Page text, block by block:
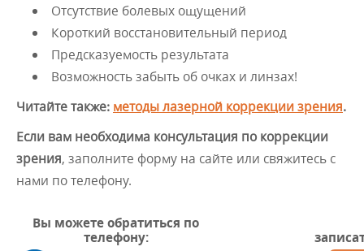
Отсутствие болевых ощущений
Короткий восстановительный период
Предсказуемость результата
Возможность забыть об очках и линзах!
Читайте также: методы лазерной коррекции зрения.
Если вам необходима консультация по коррекции
зрения, заполните форму на сайте или свяжитесь с
нами по телефону.
Вы можете обратиться по
телефону: